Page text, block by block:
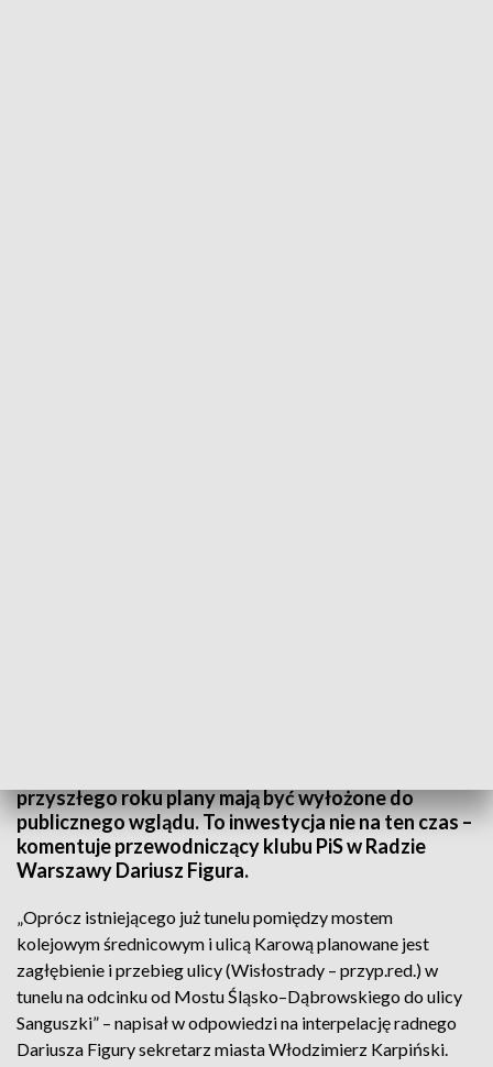
przyszłego roku plany mają być wyłożone do
publicznego wglądu. To inwestycja nie na ten czas –
komentuje przewodniczący klubu PiS w Radzie
Warszawy Dariusz Figura.
„Oprócz istniejącego już tunelu pomiędzy mostem
kolejowym średnicowym i ulicą Karową planowane jest
zagłębienie i przebieg ulicy (Wisłostrady – przyp.red.) w
tunelu na odcinku od Mostu Śląsko–Dąbrowskiego do ulicy
Sanguszki” – napisał w odpowiedzi na interpelację radnego
Dariusza Figury sekretarz miasta Włodzimierz Karpiński.